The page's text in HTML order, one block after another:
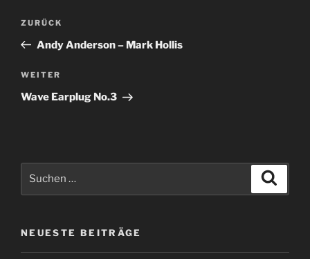
Beitragsnavigation
Vorheriger
Beitrag
ZURÜCK
Andy Anderson – Mark Hollis
Nächster
Beitrag
WEITER
Wave Earplug No.3
NEUESTE BEITRÄGE